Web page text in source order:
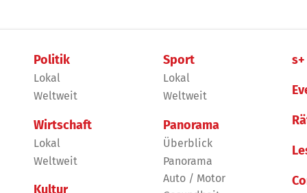
Politik
Lokal
Weltweit
Wirtschaft
Lokal
Weltweit
Kultur
Sport
Lokal
Weltweit
Panorama
Überblick
Panorama
Auto / Motor